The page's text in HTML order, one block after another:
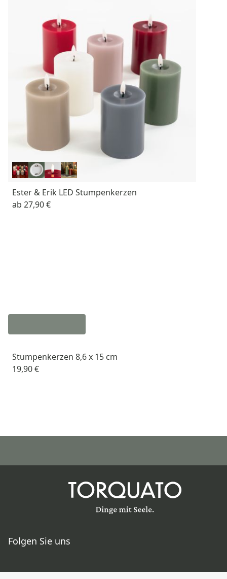
Ester & Erik LED Stumpenkerzen
ab 27,90 €
Stumpenkerzen 8,6 x 15 cm
19,90 €
Folgen Sie uns